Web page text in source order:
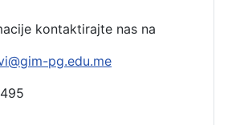
kontaktirajte nas na
pg.edu.me